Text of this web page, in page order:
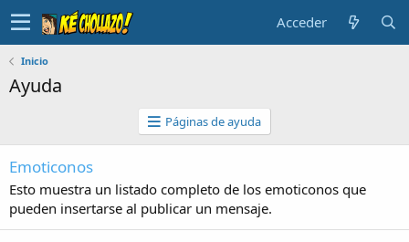
Acceder
Inicio
Ayuda
Páginas de ayuda
Emoticonos
Esto muestra un listado completo de los emoticonos que
pueden insertarse al publicar un mensaje.